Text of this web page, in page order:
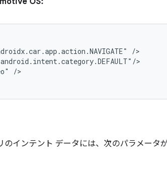
/>
のインテント データには、次のパラメータ